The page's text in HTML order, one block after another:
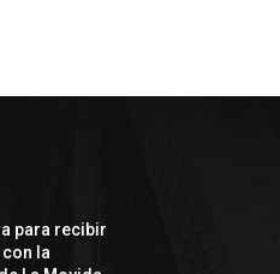
para recibir
la